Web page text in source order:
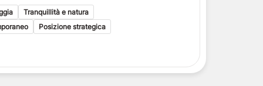
Tranquillità e natura
Posizione strategica